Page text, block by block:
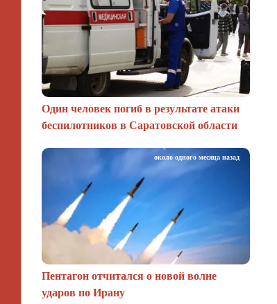
Один человек погиб в результате атаки
беспилотников в Саратовской области
Пентагон отчитался о новой волне
ударов по Ирану
около одного месяца назад